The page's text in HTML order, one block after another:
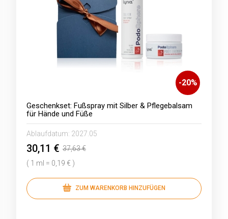
-20%
Geschenkset: Fußspray mit Silber & Pflegebalsam
für Hände und Füße
Ablaufdatum: 2027.05
30,11 € 37,63 €
( 1 ml = 0,19 € )
ZUM WARENKORB HINZUFÜGEN